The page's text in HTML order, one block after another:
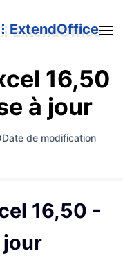
ExtendOffice
16,50
à jour
Date de modification
16,50 -
jour